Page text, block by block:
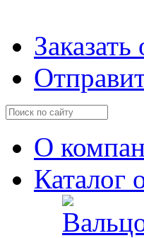
О
Каталог